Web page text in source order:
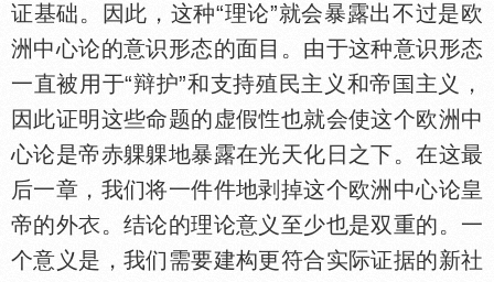
证基础。因此，这种“理论”就会暴露出不过是欧
洲中心论的意识形态的面目。由于这种意识形态
一直被用于“辩护”和支持殖民主义和帝
主义，
因此证明这些命题的虚假
也就会使这个欧洲中
心论是帝赤躶躶地暴露在光天化日之下。在这最
后一章，我们将一件件地剥掉这个欧洲中心论皇
帝的外
。结论的理论意义至少也是双重的。一
个意义是，我们需要建构更符合实际证据的新社